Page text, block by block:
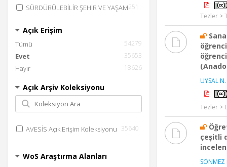
SÜRDÜRÜLEBİLİR ŞEHİR VE YAŞAM251
TEMİZ SU VE SIHHİ KOŞULLAR
YOKSULLUĞA SON 197
İKLİM EYLEMİ 176
EŞİTSİZLİKLERİN AZALTILMASI 116
AÇLIĞA SON
SUDAKİ YAŞAM
Açık Erişim
Tümü 54279
Evet 35653
Hayır 18626
Açık Arşiv Koleksiyonu
AVESİS Açık Erişim Koleksiyonu 35640
WoS Araştırma Alanları
Tezler >
UYSAL N.
Tezler >
çeşitli
SÖNMEZ